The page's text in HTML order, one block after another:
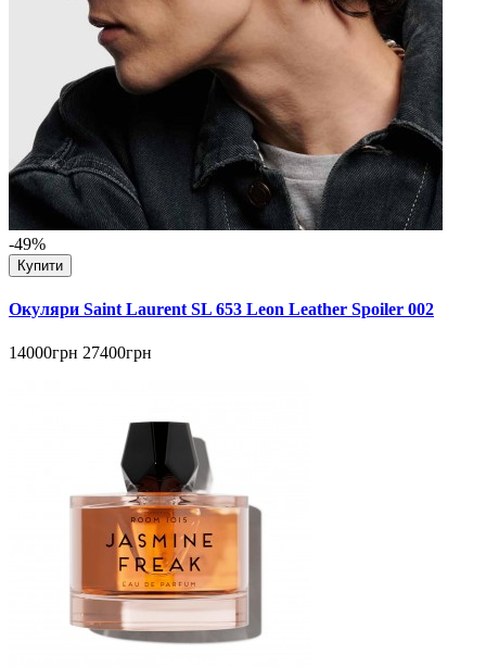
-49%
Купити
Окуляри Saint Laurent SL 653 Leon Leather Spoiler 002
14000грн 27400грн